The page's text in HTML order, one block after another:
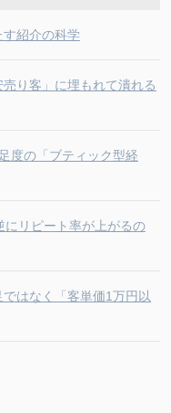
紹介の科学
り客」に埋もれて潰れる
度の「ブティック型経
リピート率が上がるの
はなく「客単価1万円以